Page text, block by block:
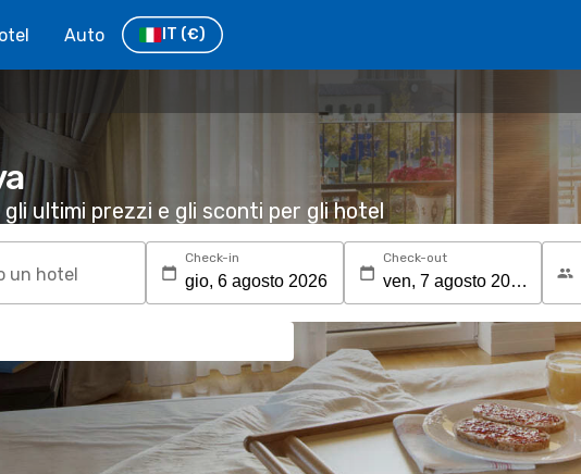
Auto IT (€)
ultimi prezzi e gli sconti per gli hotel
un hotel
Check-in Check-out